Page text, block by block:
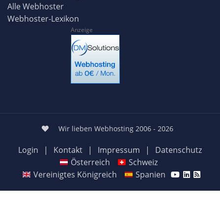
Alle Webhoster
Webhoster-Lexikon
Anzeige
Wir lieben Webhosting 2006 - 2026
Login | Kontakt | Impressum |
Datenschutz
Österreich
Schweiz
Vereinigtes Königreich
Spanien